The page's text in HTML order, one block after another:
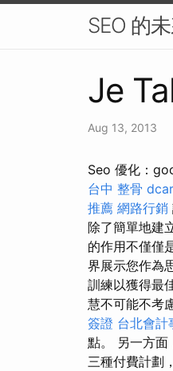
SEO 的
Je
Aug 13, 2013
Seo 優化：
台中 整骨
推薦 網路行銷
除了簡單地建
的作用不僅僅
界展示您作為
訓練以獲得最
慧不可能不考
簽證 台北會計
點。 另一方面
三種付費計劃